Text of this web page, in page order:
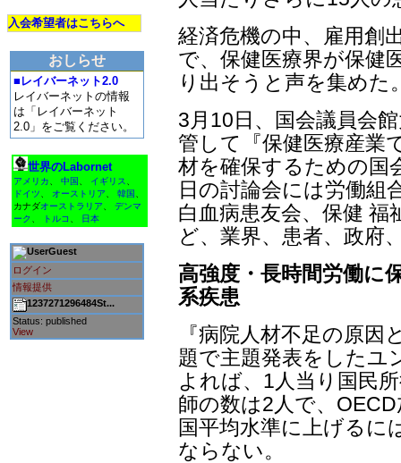
入会希望者はこちらへ
おしらせ
■レイバーネット2.0
レイバーネットの情報
は「レイバーネット
2.0」をご覧ください。
世界のLabornet
アメリカ 中国 イギリス
ドイツ
オーストリア 韓国
カナダオーストラリア
デンマ
ーク
トルコ 日本
Guest
ログイン
情報提供
1237271296484St...
Status: published
View
経済危機の中、雇用創
で、保健医療界が保健
り出そうと声を集めた
3月10日、国会議員会
管して『保健医療産業
材を確保するための国
日の討論会には労働組
白血病患友会、保健 福
ど、業界、患者、政府
高強度・長時間労働に
系疾患
『病院人材不足の原
題で主題発表をしたユ
よれば、1人当り国民
師の数は2人で、
国平均水準に上げるに
ならない。